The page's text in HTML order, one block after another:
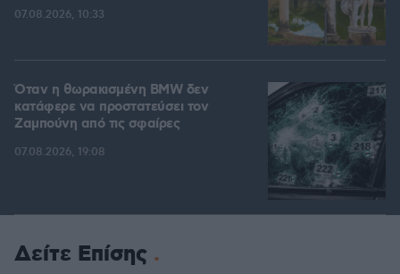
07.08.2026, 10:33
Όταν η θωρακισμένη BMW δεν
κατάφερε να προστατεύσει τον
Ζαμπούνη από τις σφαίρες
07.08.2026, 19:08
Δείτε Επίσης